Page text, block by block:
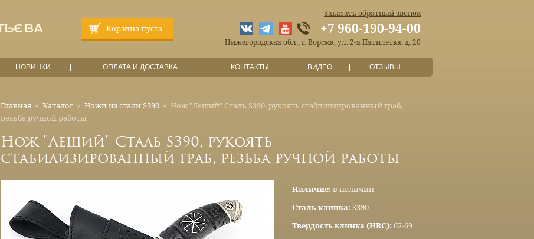
Корзина пуста
Заказать обратный звонок
+7 960-190-94-00
Нижегородская обл., г. Ворсма, ул. 2-я Пятилетка, д. 20
НОВИНКИ ОПЛАТА И ДОСТАВКА КОНТАКТЫ ВИДЕО ОТЗЫВЫ
Главная » Каталог » Ножи из стали S390 » Нож "Леший" Сталь S390, рукоять стабилизированный граб,
резьба ручной работы
Нож "Леший" Сталь S390, рукоять
стабилизированный граб, резьба ручной работы
Наличие: в наличии
Сталь клинка: S390
Твердость клинка (HRC): 67-69